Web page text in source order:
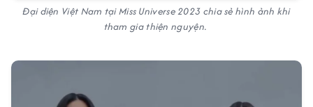
Đại diện Việt Nam tại Miss Universe 2023 chia sẻ hình ảnh khi
tham gia thiện nguyện.